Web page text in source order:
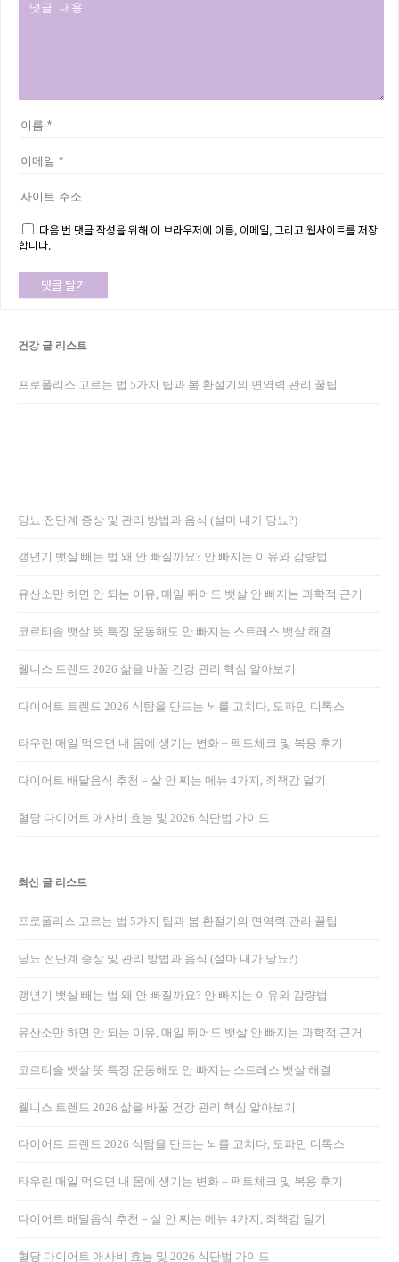
다음 번 댓글 작성을 위해 이 브라우저에 이름, 이메일, 그리고 웹사이트를 저장
합니다.
건강 글 리스트
프로폴리스 고르는 법 5가지 팁과 봄 환절기의 면역력 관리 꿀팁
당뇨 전단계 증상 및 관리 방법과 음식 (설마 내가 당뇨?)
갱년기 뱃살 빼는 법 왜 안 빠질까요? 안 빠지는 이유와 감량법
유산소만 하면 안 되는 이유, 매일 뛰어도 뱃살 안 빠지는 과학적 근거
코르티솔 뱃살 뜻 특징 운동해도 안 빠지는 스트레스 뱃살 해결
웰니스 트렌드 2026 삶을 바꿀 건강 관리 핵심 알아보기
다이어트 트렌드 2026 식탐을 만드는 뇌를 고치다, 도파민 디톡스
타우린 매일 먹으면 내 몸에 생기는 변화 – 팩트체크 및 복용 후기
다이어트 배달음식 추천 – 살 안 찌는 메뉴 4가지, 죄책감 덜기
혈당 다이어트 애사비 효능 및 2026 식단법 가이드
최신 글 리스트
프로폴리스 고르는 법 5가지 팁과 봄 환절기의 면역력 관리 꿀팁
당뇨 전단계 증상 및 관리 방법과 음식 (설마 내가 당뇨?)
갱년기 뱃살 빼는 법 왜 안 빠질까요? 안 빠지는 이유와 감량법
유산소만 하면 안 되는 이유, 매일 뛰어도 뱃살 안 빠지는 과학적 근거
코르티솔 뱃살 뜻 특징 운동해도 안 빠지는 스트레스 뱃살 해결
웰니스 트렌드 2026 삶을 바꿀 건강 관리 핵심 알아보기
다이어트 트렌드 2026 식탐을 만드는 뇌를 고치다, 도파민 디톡스
타우린 매일 먹으면 내 몸에 생기는 변화 – 팩트체크 및 복용 후기
다이어트 배달음식 추천 – 살 안 찌는 메뉴 4가지, 죄책감 덜기
혈당 다이어트 애사비 효능 및 2026 식단법 가이드